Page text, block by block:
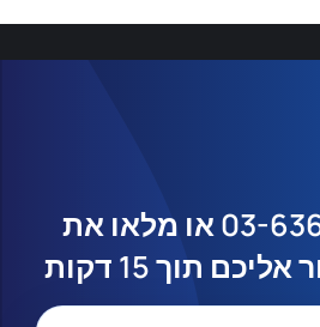
או מלאו את
תוך 15 דקות